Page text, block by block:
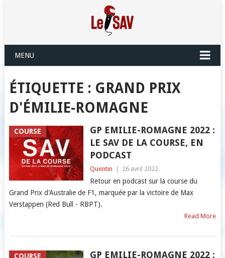
MENU
ÉTIQUETTE : GRAND PRIX
D'ÉMILIE-ROMAGNE
COURSE
GP EMILIE-ROMAGNE 2022 :
LE SAV DE LA COURSE, EN
PODCAST
Quentin 26 avril 2022
Retour en podcast sur la course du
Grand Prix d'Australie de F1, marquée par la victoire de Max
Verstappen (Red Bull - RBPT).
Read More
COURSE
GP EMILIE-ROMAGNE 2022 :